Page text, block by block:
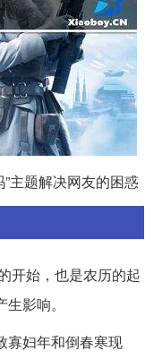
主题解决网友的困惑
开始，也是农历的起
影响。
寡妇年和倒春寒现